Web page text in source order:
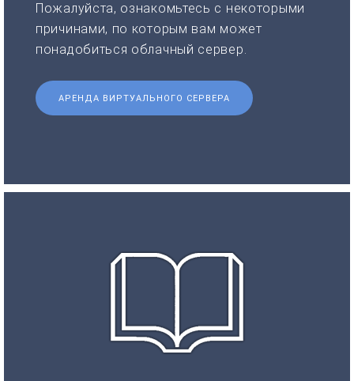
Пожалуйста, ознакомьтесь с некоторыми
причинами, по которым вам может
понадобиться облачный сервер.
АРЕНДА ВИРТУАЛЬНОГО СЕРВЕРА